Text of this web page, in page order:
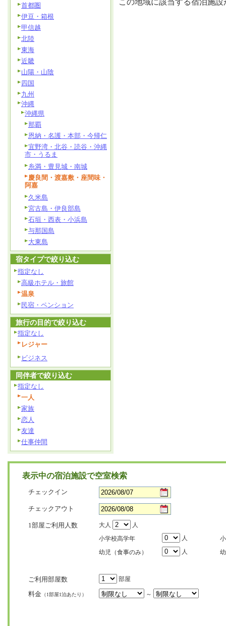
この地域に該当する宿泊施
首都圏
伊豆・箱根
甲信越
北陸
東海
近畿
山陽・山陰
四国
九州
沖縄
沖縄県
那覇
恩納・名護・本部・今帰仁
宜野湾・北谷・読谷・沖縄
市・うるま
糸満・豊見城・南城
慶良間・渡嘉敷・座間味・
阿嘉
久米島
宮古島・伊良部島
石垣・西表・小浜島
与那国島
大東島
宿タイプで絞り込む
指定なし
高級ホテル・旅館
温泉
民宿・ペンション
旅行の目的で絞り込む
指定なし
レジャー
ビジネス
同伴者で絞り込む
指定なし
一人
家族
恋人
友達
仕事仲間
表示中の宿泊施設で空室検索
チェックイン
チェックアウト
1部屋ご利用人数 大人
人
小学校高学年
人
幼児（食事のみ）
人
ご利用部屋数 部屋
料金 （1部屋1泊あたり） ～